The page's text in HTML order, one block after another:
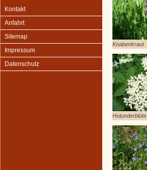
Kontakt
Anfahrt
Sitemap
Impressum
Datenschutz
Knabenkraut
Holunderblüte